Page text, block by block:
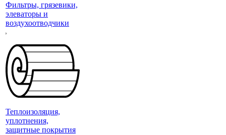
Фильтры, грязевики,
элеваторы и
воздухоотводчики
Теплоизоляция,
уплотнения,
защитные покрытия